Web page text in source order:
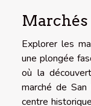
Marchés
Explorer les
une plongée
où la
marché de
centre